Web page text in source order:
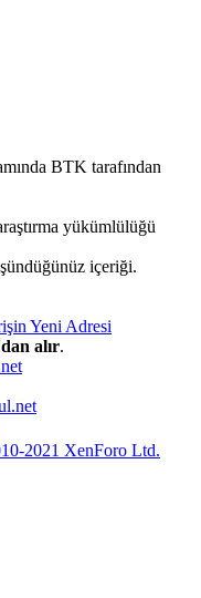
BTK tarafından
yükümlülüğü
içeriği.
alır.
2021 XenForo Ltd.